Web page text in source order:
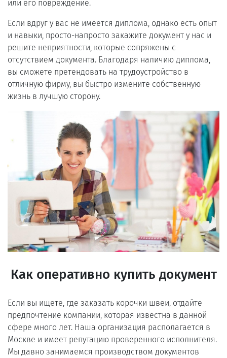
или его повреждение.
Если вдруг у вас не имеется диплома, однако есть опыт
и навыки, просто-напросто закажите документ у нас и
решите неприятности, которые сопряжены с
отсутствием документа. Благодаря наличию диплома,
вы сможете претендовать на трудоустройство в
отличную фирму, вы быстро измените собственную
жизнь в лучшую сторону.
Как оперативно купить документ
Если вы ищете, где заказать корочки швеи, отдайте
предпочтение компании, которая известна в данной
сфере много лет. Наша организация располагается в
Москве и имеет репутацию проверенного исполнителя.
Мы давно занимаемся производством документов